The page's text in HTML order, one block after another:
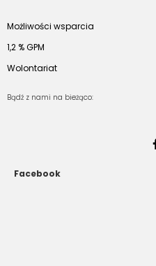
Możliwości wsparcia
1,2 % GPM
Wolontariat
Bądź z nami na bieżąco:
Facebook